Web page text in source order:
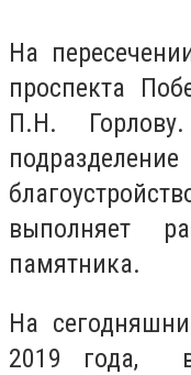
На
проспекта
П.Н.
выполняет
памятника.
На
2019 года,